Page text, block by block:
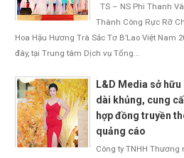
TS – NS Phi Thanh
Thành Công Rực Rỡ
Hoa Hậu Hương Trà Sắc Tơ B’Lao Việt Nam
đây, tại Trung tâm Dịch vụ Tổng...
L&D Media sở hữu
dài khủng, cung
hợp đồng truyền
quảng cáo
Công ty TNHH Thương